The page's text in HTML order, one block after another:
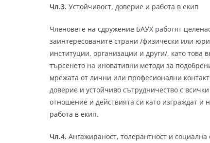
Чл.3. Устойчивост, доверие и работа в екип
Членовете на сдружение БАУХ работят
заинтересованите страни /физически или
институции, организации и други/, като
търсенето на иновативни методи за
мрежата от лични или професионални
доверие и устойчиво сътрудничество с
отношение и действията си като изграждат
работа в екип.
Чл.4. Ангажираност, толерантност и социална